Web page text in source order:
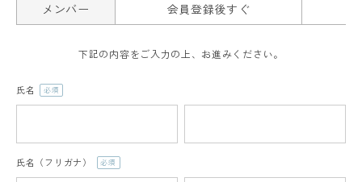
メンバー
会員登録後すぐ
下記の内容をご入力の上、お進みください。
氏名
(必
氏名（フリガナ）
(必